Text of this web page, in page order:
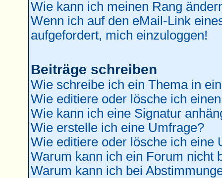
Wie kann ich meinen Rang
Wenn ich auf den eMail-Link
aufgefordert, mich einzuloggen!
Beiträge schreiben
Wie schreibe ich ein Thema in
Wie editiere oder lösche ich
Wie kann ich eine Signatur
Wie erstelle ich eine Umfrage?
Wie editiere oder lösche ich eine
Warum kann ich ein Forum nicht
Warum kann ich bei